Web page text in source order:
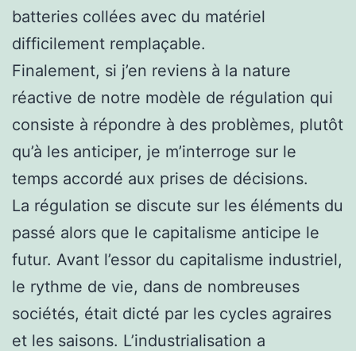
batteries collées avec du matériel
difficilement remplaçable.
Finalement, si j’en reviens à la nature
réactive de notre modèle de régulation qui
consiste à répondre à des problèmes, plutôt
qu’à les anticiper, je m’interroge sur le
temps accordé aux prises de décisions.
La régulation se discute sur les éléments du
passé alors que le capitalisme anticipe le
futur. Avant l’essor du capitalisme industriel,
le rythme de vie, dans de nombreuses
sociétés, était dicté par les cycles agraires
et les saisons. L’industrialisation a